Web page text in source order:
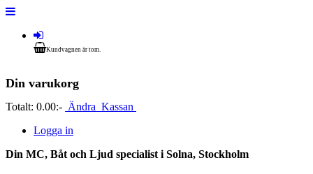
Kundvagnen är tom.
Din varukorg
Totalt: 0.00:- Ändra Kassan
Logga in
Din MC, Båt och Ljud specialist i Solna, Stockholm